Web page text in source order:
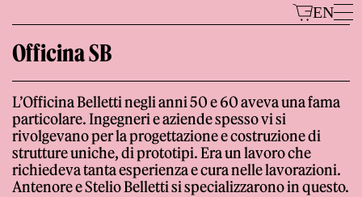
contenuto
EN
Modelli
Officina SB
L’Officina Belletti negli anni 50 e 60 aveva una fama
particolare. Ingegneri e aziende spesso vi si
rivolgevano per la progettazione e costruzione di
strutture uniche, di prototipi. Era un lavoro che
richiedeva tanta esperienza e cura nelle lavorazioni.
Antenore e Stelio Belletti si specializzarono in questo.